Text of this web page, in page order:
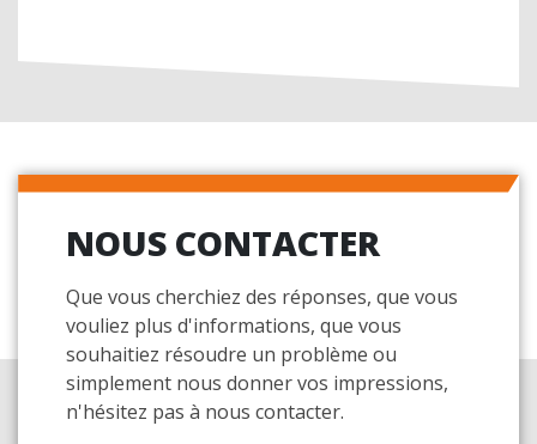
NOUS CONTACTER
Que vous cherchiez des réponses, que vous
vouliez plus d'informations, que vous
souhaitiez résoudre un problème ou
simplement nous donner vos impressions,
n'hésitez pas à nous contacter.